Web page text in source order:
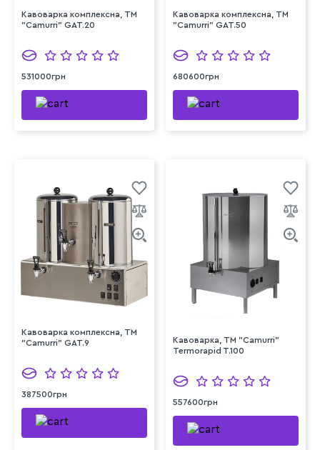
Кавоварка комплексна, TM
"Camurri" GAT.20
531000грн
Кавоварка комплексна, TM
"Camurri" GAT.50
680600грн
Кавоварка комплексна, TM
"Camurri" GAT.9
387500грн
Кавоварка, TM "Camurri"
Termorapid T.100
557600грн